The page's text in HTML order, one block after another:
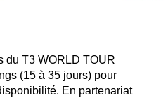
du T3 WORLD TOUR
(15 à 35 jours) pour
En partenariat